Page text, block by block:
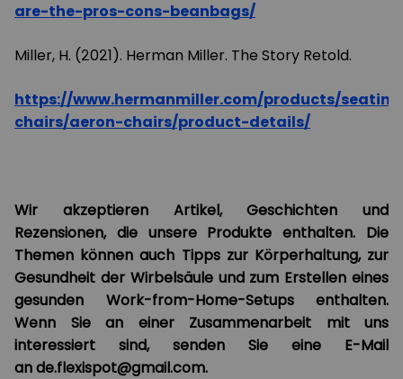
are-the-pros-cons-beanbags/
Miller, H. (2021). Herman Miller. The Story Retold.
https://www.hermanmiller.com/products/
chairs/aeron-chairs/product-details/
Wir akzeptieren Artikel, Geschichten und
Rezensionen, die unsere Produkte enthalten. Die
Themen können auch Tipps zur Körperhaltung, zur
Gesundheit der Wirbelsäule und zum Erstellen eines
gesunden Work-from-Home-Setups enthalten.
Wenn Sie an einer Zusammenarbeit mit uns
interessiert sind, senden Sie eine E-Mail
an de.flexispot@gmail.com.